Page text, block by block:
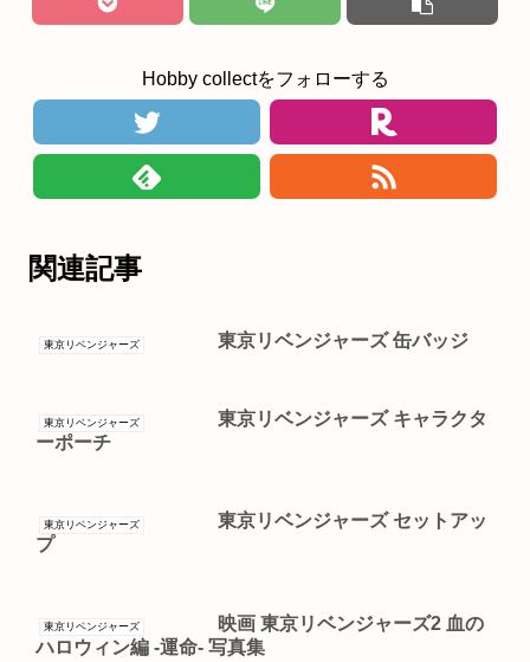
Hobby collectをフォローする
関連記事
東京リベンジャーズ 東京リベンジャーズ 缶バッジ
東京リベンジャーズ
東京リベンジャーズ キャラクタ
ーポーチ
東京リベンジャーズ
東京リベンジャーズ セットアッ
プ
東京リベンジャーズ
映画 東京リベンジャーズ2 血の
ハロウィン編 -運命- 写真集